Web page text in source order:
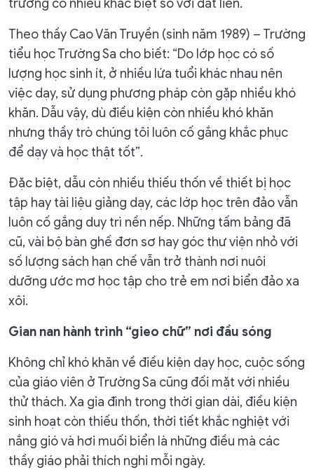
trường có nhiều khác biệt so với đất liền.
Theo thầy Cao Văn Truyền (sinh năm 1989) – Trường
tiểu học Trường Sa cho biết: “Do lớp học có số
lượng học sinh ít, ở nhiều lứa tuổi khác nhau nên
việc dạy, sử dụng phương pháp còn gặp nhiều khó
khăn. Dẫu vậy, dù điều kiện còn nhiều khó khăn
nhưng thầy trò chúng tôi luôn cố gắng khắc phục
để dạy và học thật tốt”.
Đặc biệt, dẫu còn nhiều thiếu thốn về thiết bị học
tập hay tài liệu giảng dạy, các lớp học trên đảo vẫn
luôn cố gắng duy trì nền nếp. Những tấm bảng đã
cũ, vài bộ bàn ghế đơn sơ hay góc thư viện nhỏ với
số lượng sách hạn chế vẫn trở thành nơi nuôi
dưỡng ước mơ học tập cho trẻ em nơi biển đảo xa
xôi.
Gian nan hành trình “gieo chữ” nơi đầu sóng
Không chỉ khó khăn về điều kiện dạy học, cuộc sống
của giáo viên ở Trường Sa cũng đối mặt với nhiều
thử thách. Xa gia đình trong thời gian dài, điều kiện
sinh hoạt còn thiếu thốn, thời tiết khắc nghiệt với
nắng gió và hơi muối biển là những điều mà các
thầy giáo phải thích nghi mỗi ngày.